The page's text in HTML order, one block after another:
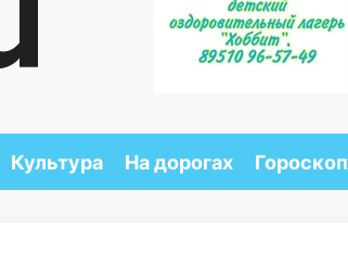
Культура На дорогах Гороскоп